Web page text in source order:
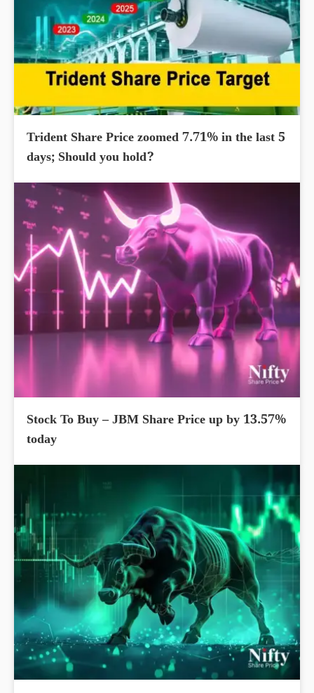
Trident Share Price zoomed 7.71% in the last 5
days; Should you hold?
Stock To Buy – JBM Share Price up by 13.57%
today